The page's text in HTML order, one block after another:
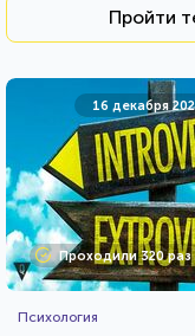
Пройти
16 декабря
Проходили 320 раз
Психология